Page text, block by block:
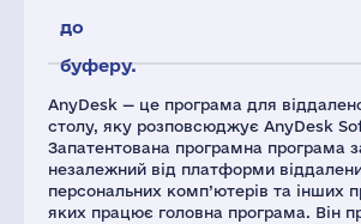
AnyDesk — це програма для
столу, яку розповсюджує AnyDesk
Запатентована програмна програма
незалежний від платформи
персональних комп’ютерів та інших
яких працює головна програма. Він
до
буферу.